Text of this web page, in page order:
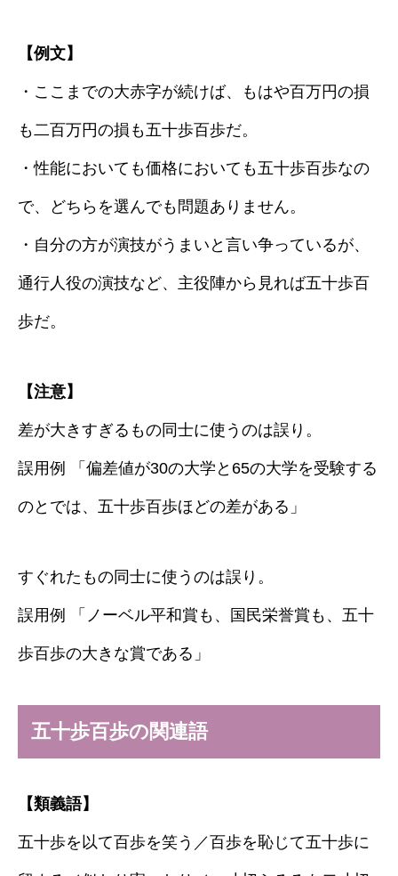
【例文】
・ここまでの大赤字が続けば、もはや百万円の損
も二百万円の損も五十歩百歩だ。
・性能においても価格においても五十歩百歩なの
で、どちらを選んでも問題ありません。
・自分の方が演技がうまいと言い争っているが、
通行人役の演技など、主役陣から見れば五十歩百
歩だ。
【注意】
差が大きすぎるもの同士に使うのは誤り。
誤用例 「偏差値が30の大学と65の大学を受験する
のとでは、五十歩百歩ほどの差がある」
すぐれたもの同士に使うのは誤り。
誤用例 「ノーベル平和賞も、国民栄誉賞も、五十
歩百歩の大きな賞である」
五十歩百歩の関連語
【類義語】
五十歩を以て百歩を笑う／百歩を恥じて五十歩に